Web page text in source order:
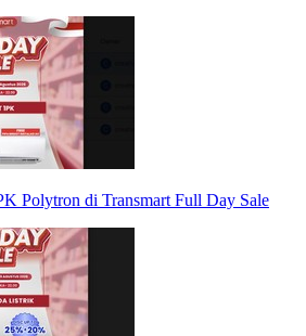
Polytron di Transmart Full Day Sale